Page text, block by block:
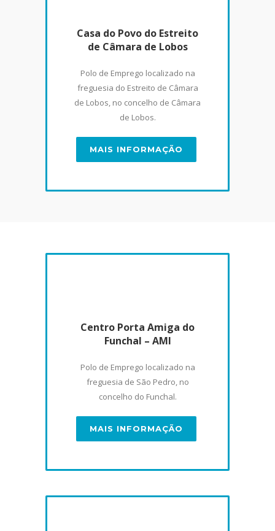
Casa do Povo do Estreito
de Câmara de Lobos
Polo de Emprego localizado na
freguesia do Estreito de Câmara
de Lobos, no concelho de Câmara
de Lobos.
MAIS INFORMAÇÃO
Centro Porta Amiga do
Funchal – AMI
Polo de Emprego localizado na
freguesia de São Pedro, no
concelho do Funchal.
MAIS INFORMAÇÃO